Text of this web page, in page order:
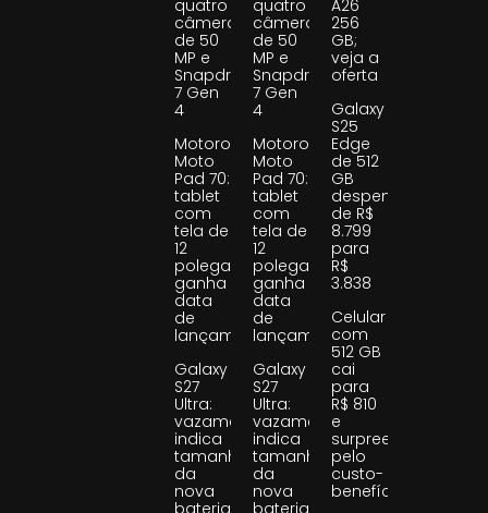
quatro
câmeras
de 50
MP e
Snapdragon
7 Gen
4
Motorola
Moto
Pad 70:
tablet
com
tela de
12
polegadas
ganha
data
de
lançamento
Galaxy
S27
Ultra:
vazamento
indica
tamanho
da
nova
quatro
câmeras
de 50
MP e
Snapdragon
7 Gen
4
Motorola
Moto
Pad 70:
tablet
com
tela de
12
polegadas
ganha
data
de
lançamento
Galaxy
S27
Ultra:
vazamento
indica
tamanho
da
nova
A26
256
GB;
veja a
oferta
Galaxy
S25
Edge
de 512
GB
despenca
de R$
8.799
para
R$
3.838
Celular
com
512 GB
cai
para
R$ 810
e
surpreende
pelo
custo-
benefício